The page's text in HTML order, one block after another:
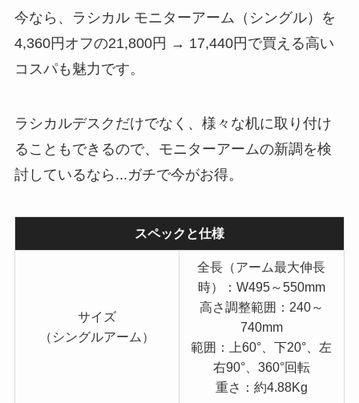
今なら、ラシカル モニターアーム（シングル）を
4,360円オフの21,800円 → 17,440円で買える高い
コスパも魅力です。
ラシカルデスクだけでなく、様々な机に取り付け
ることもできるので、モニターアームの新調を検
討しているなら...ガチで今がお得。
スペックと仕様
サイズ
（シングルアーム）
全長（アーム最大伸長
時）：W495～550mm
高さ調整範囲：240～
740mm
範囲：上60°、下20°、左
右90°、360°回転
重さ：約4.88Kg